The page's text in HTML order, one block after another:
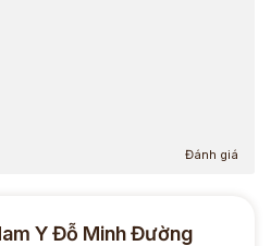
Đánh giá
Y Đỗ Minh Đường